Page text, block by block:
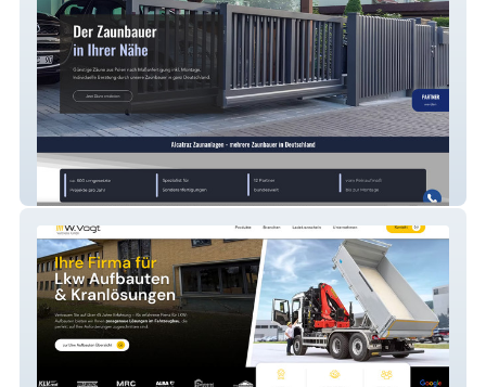
Alcatraz Zaunanlagen GmbH